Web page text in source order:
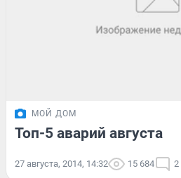
МОЙ ДОМ
Топ-5 аварий августа
27 августа, 2014, 14:32 15 684 2